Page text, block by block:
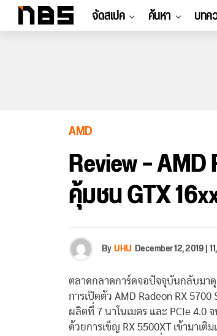
จัดสเปค ค้นหา บทค
AMD
Review –
คุ้มชน GTX
ByUHUDecember 12, 2019|
ตลาดกลาดการ์ดจอปัจจุบันกลับมาดุ
การเปิดตัว AMD Radeon RX
ผลิตที่ 7 นาโนเมตร และ PCIe 4.0
ด้วยการเข็ญ RX 5500XT เข้ามาเ